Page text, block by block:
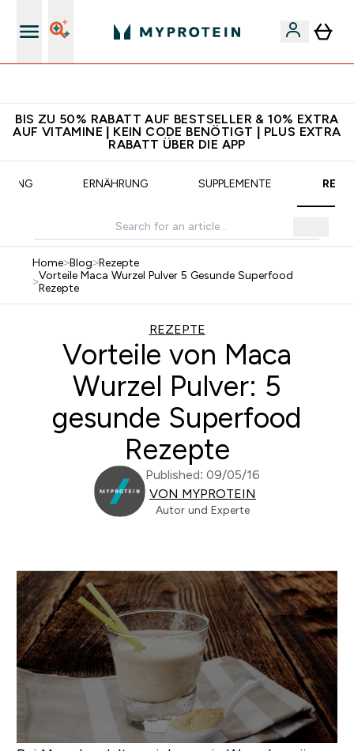
BIS ZU 50% RABATT AUF BESTSELLER & 10% EXTRA
AUF VITAMINE | KEIN CODE BENÖTIGT | PLUS EXTRA
RABATT ÜBER DIE APP
ERNÄHRUNG SUPPLEMENTE
Home>Blog>Rezepte
>Vorteile Maca Wurzel Pulver 5 Gesunde Superfood
Rezepte
REZEPTE
Vorteile von Maca
Wurzel Pulver: 5
gesunde Superfood
Rezepte
Published: 09/05/16
VON MYPROTEIN
Autor und Experte